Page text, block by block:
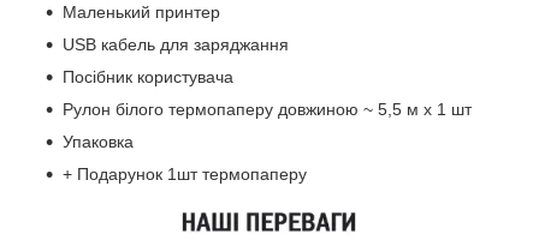
Маленький принтер
USB кабель для заряджання
Посібник користувача
Рулон білого термопаперу довжиною ~ 5,5 м х 1 шт
Упаковка
+ Подарунок 1шт термопаперу